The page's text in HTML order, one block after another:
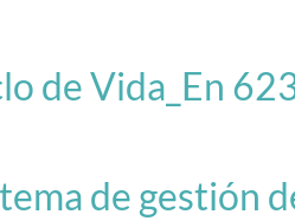
de Vida_En
de gestión